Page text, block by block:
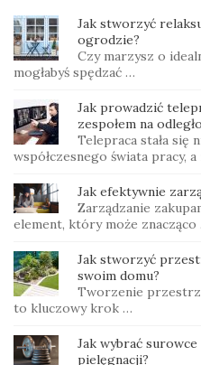
Jak stworzyć
ogrodzie?
Czy marzysz o
mogłabyś spędzać …
Jak prowadzić
zespołem na
Telepraca stała się
współczesnego świata pracy,
Jak efektywnie
Zarządzanie
element, który może znacząco
Jak stworzyć
swoim domu?
Tworzenie
to kluczowy krok …
Jak wybrać
pielęgnacji?